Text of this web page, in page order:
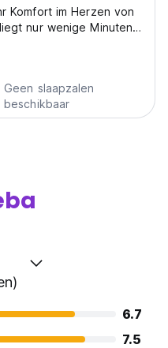
Komfort im Herzen von
nur wenige Minuten
Eleganz und
Unsere...
Geen slaapzalen
beschikbaar
6.7
7.5